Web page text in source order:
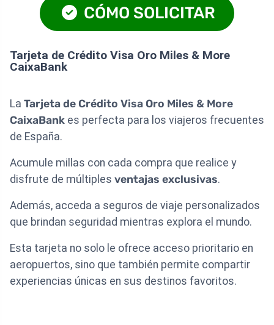
CÓMO SOLICITAR
Tarjeta de Crédito Visa Oro Miles & More
CaixaBank
La Tarjeta de Crédito Visa Oro Miles & More
CaixaBank es perfecta para los viajeros frecuentes
de España.
Acumule millas con cada compra que realice y
disfrute de múltiples ventajas exclusivas.
Además, acceda a seguros de viaje personalizados
que brindan seguridad mientras explora el mundo.
Esta tarjeta no solo le ofrece acceso prioritario en
aeropuertos, sino que también permite compartir
experiencias únicas en sus destinos favoritos.